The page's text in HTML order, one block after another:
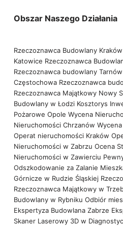
Obszar Naszego Działania
Rzeczoznawca Budowlany Kraków
Katowice Rzeczoznawca
Rzeczoznawca budowlany Tarnów
Częstochowa Rzeczoznawca
Rzeczoznawca Majątkowy Nowy
Budowlany w Łodzi Kosztorys
Pożarowe Opole Wycena
Nieruchomości Chrzanów
Operat nieruchomości Kraków
Nieruchomości w Zabrzu Ocena
Nieruchomości w Zawierciu
Odszkodowanie za Zalanie
Górnicze w Rudzie Śląskiej
Rzeczoznawca Majątkowy w
Budowlany w Rybniku Odbiór
Ekspertyza Budowlana Zabrze
Skaner Laserowy 3D w